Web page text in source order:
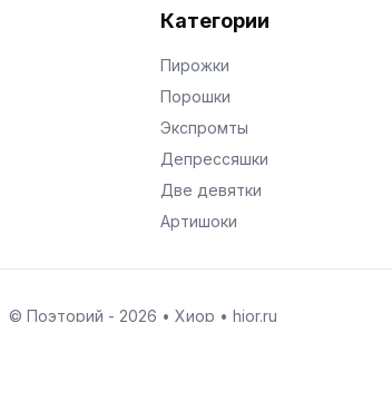
Категории
Пирожки
Порошки
Экспромты
Депрессяшки
Две девятки
Артишоки
© Поэторий - 2026 • Хиор • hior.ru